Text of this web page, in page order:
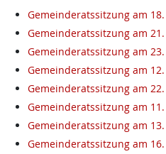
Gemeinderatssitzung am 18.
Gemeinderatssitzung am
Gemeinderatssitzung am
Gemeinderatssitzung am
Gemeinderatssitzung am 22.
Gemeinderatssitzung am
Gemeinderatssitzung am
Gemeinderatssitzung am